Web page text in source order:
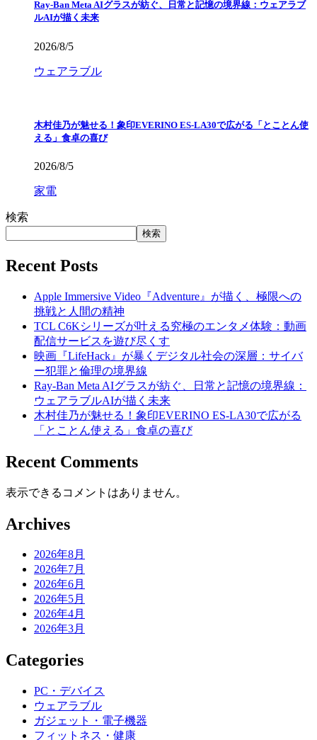
Ray-Ban Meta AIグラスが紡ぐ、日常と記憶の境界線：ウェアラブ
ルAIが描く未来
2026/8/5
ウェアラブル
木村佳乃が魅せる！象印EVERINO ES-LA30で広がる「とことん使
える」食卓の喜び
2026/8/5
家電
検索
検索
Recent Posts
Apple Immersive Video『Adventure』が描く、極限への
挑戦と人間の精神
TCL C6Kシリーズが叶える究極のエンタメ体験：動画
配信サービスを遊び尽くす
映画『LifeHack』が暴くデジタル社会の深層：サイバ
ー犯罪と倫理の境界線
Ray-Ban Meta AIグラスが紡ぐ、日常と記憶の境界線：
ウェアラブルAIが描く未来
木村佳乃が魅せる！象印EVERINO ES-LA30で広がる
「とことん使える」食卓の喜び
Recent Comments
表示できるコメントはありません。
Archives
2026年8月
2026年7月
2026年6月
2026年5月
2026年4月
2026年3月
Categories
PC・デバイス
ウェアラブル
ガジェット・電子機器
フィットネス・健康